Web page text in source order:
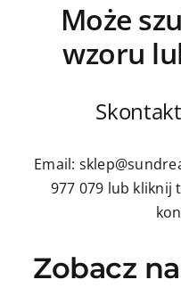
Może
wzoru
Email:
977 079 lub kliknij
Zobacz